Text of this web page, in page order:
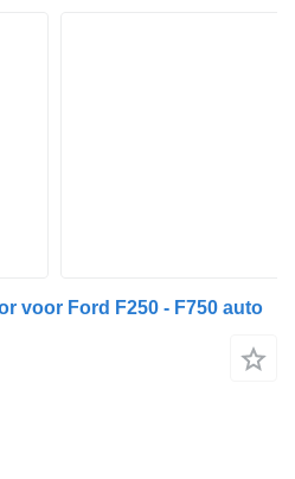
voor Ford F250 - F750 auto